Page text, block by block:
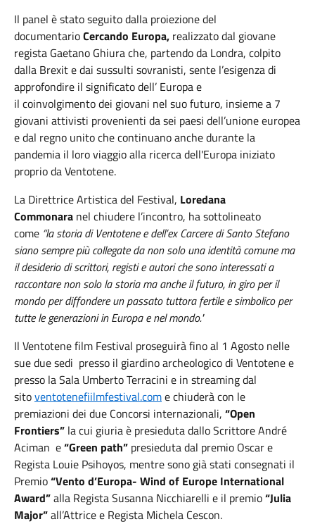
Il panel è stato seguito dalla proiezione del
documentarioCercando Europa, realizzato dal giovane
regista Gaetano Ghiura che, partendo da Londra, colpito
dalla Brexit e dai sussulti sovranisti, sente l’esigenza di
approfondire il significato dell’ Europa e
il coinvolgimento dei giovani nel suo futuro, insieme a 7
giovani attivisti provenienti da sei paesi dell’unione europea
e dal regno unito che continuano anche durante la
pandemia il loro viaggio alla ricerca dell'Europa iniziato
proprio da Ventotene.
La Direttrice Artistica del Festival, Loredana
Commonara nel chiudere l’incontro, ha sottolineato
come “la storia di Ventotene e dell’ex Carcere di Santo Stefano
siano sempre più collegate da non solo una identità comune ma
il desiderio di scrittori, registi e autori che sono interessati a
raccontare non solo la storia ma anche il futuro, in giro per il
mondo per diffondere un passato tuttora fertile e simbolico per
tutte le generazioni in Europa e nel mondo."
Il Ventotene film Festival proseguirà fino al 1 Agosto nelle
sue due sedi presso il giardino archeologico di Ventotene e
presso la Sala Umberto Terracini e in streaming dal
sitoventotenefiilmfestival.come chiuderà con le
premiazioni dei due Concorsi internazionali, “Open
Frontiers” la cui giuria è presieduta dallo Scrittore André
Aciman e“Green path” presieduta dal premio Oscar e
Regista Louie Psihoyos, mentre sono già stati consegnati il
Premio“Vento d’Europa- Wind of Europe International
Award”alla Regista Susanna Nicchiarelli e il premio“Julia
Major”all’Attrice e Regista Michela Cescon.